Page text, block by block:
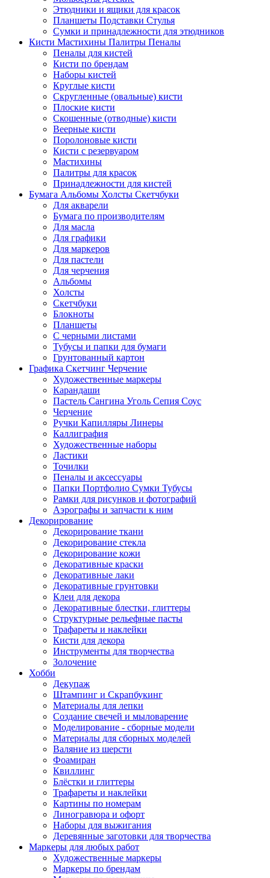
Этюдники и ящики для красок
Планшеты Подставки Стулья
Сумки и принадлежности для этюдников
Кисти Мастихины Палитры Пеналы
Пеналы для кистей
Кисти по брендам
Наборы кистей
Круглые кисти
Скругленные (овальные) кисти
Плоские кисти
Скошенные (отводные) кисти
Веерные кисти
Поролоновые кисти
Кисти с резервуаром
Мастихины
Палитры для красок
Принадлежности для кистей
Бумага Альбомы Холсты Скетчбуки
Для акварели
Бумага по производителям
Для масла
Для графики
Для маркеров
Для пастели
Для черчения
Альбомы
Холсты
Скетчбуки
Блокноты
Планшеты
С черными листами
Тубусы и папки для бумаги
Грунтованный картон
Графика Скетчинг Черчение
Художественные маркеры
Карандаши
Пастель Сангина Уголь Сепия Соус
Черчение
Ручки Капилляры Линеры
Каллиграфия
Художественные наборы
Ластики
Точилки
Пеналы и аксессуары
Папки Портфолио Сумки Тубусы
Рамки для рисунков и фотографий
Аэрографы и запчасти к ним
Декорирование
Декорирование ткани
Декорирование стекла
Декорирование кожи
Декоративные краски
Декоративные лаки
Декоративные грунтовки
Клеи для декора
Декоративные блестки, глиттеры
Структурные рельефные пасты
Трафареты и наклейки
Кисти для декора
Инструменты для творчества
Золочение
Хобби
Декупаж
Штампинг и Скрапбукинг
Материалы для лепки
Создание свечей и мыловарение
Моделирование - сборные модели
Материалы для сборных моделей
Валяние из шерсти
Фоамиран
Квиллинг
Блёстки и глиттеры
Трафареты и наклейки
Картины по номерам
Линогравюра и офорт
Наборы для выжигания
Деревянные заготовки для творчества
Маркеры для любых работ
Художественные маркеры
Маркеры по брендам